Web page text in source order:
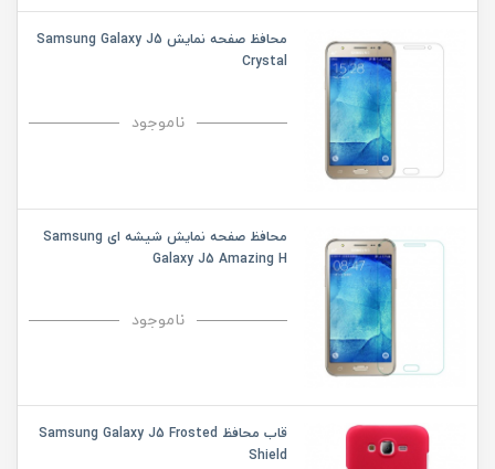
محافظ صفحه نمایش Samsung Galaxy J5
Crystal
ناموجود
محافظ صفحه نمایش شیشه ای Samsung
Galaxy J5 Amazing H
ناموجود
قاب محافظ Samsung Galaxy J5 Frosted
Shield